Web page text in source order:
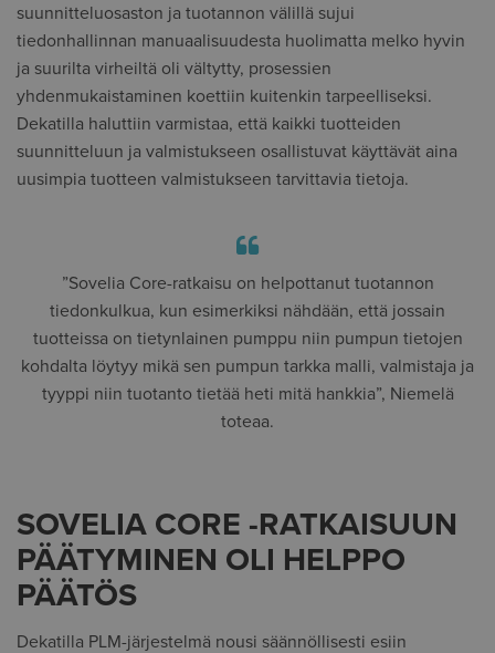
suunnitteluosaston ja tuotannon välillä sujui
tiedonhallinnan manuaalisuudesta huolimatta melko hyvin
ja suurilta virheiltä oli vältytty, prosessien
yhdenmukaistaminen koettiin kuitenkin tarpeelliseksi.
Dekatilla haluttiin varmistaa, että kaikki tuotteiden
suunnitteluun ja valmistukseen osallistuvat käyttävät aina
uusimpia tuotteen valmistukseen tarvittavia tietoja.
”Sovelia Core-ratkaisu on helpottanut tuotannon
tiedonkulkua, kun esimerkiksi nähdään, että jossain
tuotteissa on tietynlainen pumppu niin pumpun tietojen
kohdalta löytyy mikä sen pumpun tarkka malli, valmistaja ja
tyyppi niin tuotanto tietää heti mitä hankkia”, Niemelä
toteaa.
SOVELIA CORE -RATKAISUUN
PÄÄTYMINEN OLI HELPPO
PÄÄTÖS
Dekatilla PLM-järjestelmä nousi säännöllisesti esiin